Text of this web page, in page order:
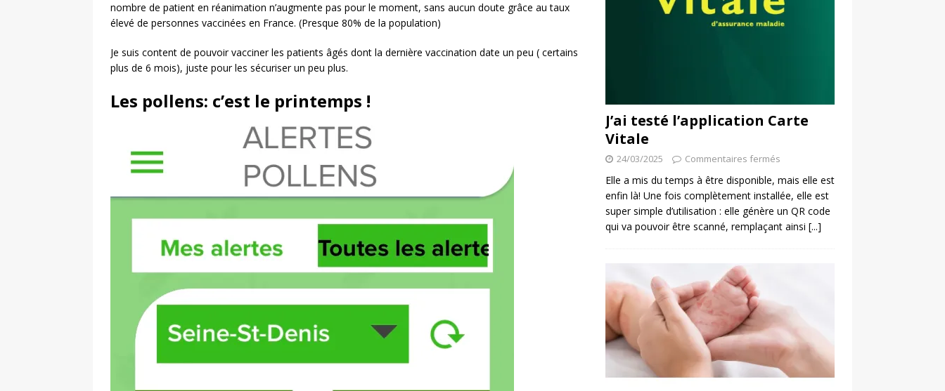
nombre de patient en réanimation n’augmente pas pour le moment, sans aucun doute grâce au taux
élevé de personnes vaccinées en France. (Presque 80% de la population)
Je suis content de pouvoir vacciner les patients âgés dont la dernière vaccination date un peu ( certains
plus de 6 mois), juste pour les sécuriser un peu plus.
Les pollens: c’est le printemps !
J’ai testé l’application Carte
Vitale
24/03/2025 Commentaires fermés
Elle a mis du temps à être disponible, mais elle est
enfin là! Une fois complètement installée, elle est
super simple d’utilisation : elle génère un QR code
qui va pouvoir être scanné, remplaçant ainsi [...]